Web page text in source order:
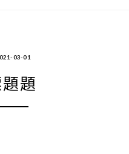
03-01
題